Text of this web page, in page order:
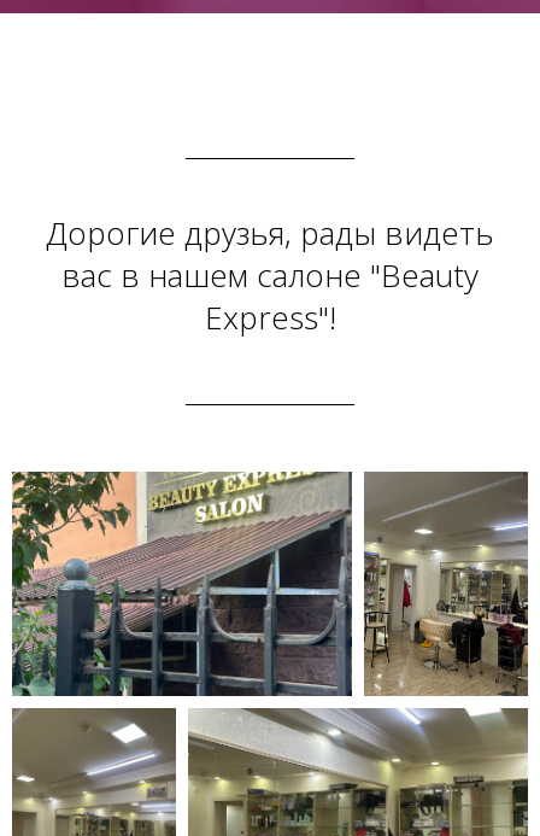
Дорогие друзья, рады видеть
вас в нашем салоне "Beauty
Express"!